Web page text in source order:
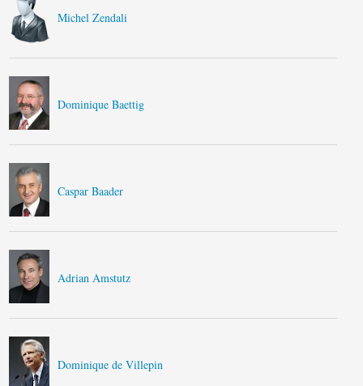
Michel Zendali
Dominique Baettig
Caspar Baader
Adrian Amstutz
Dominique de Villepin